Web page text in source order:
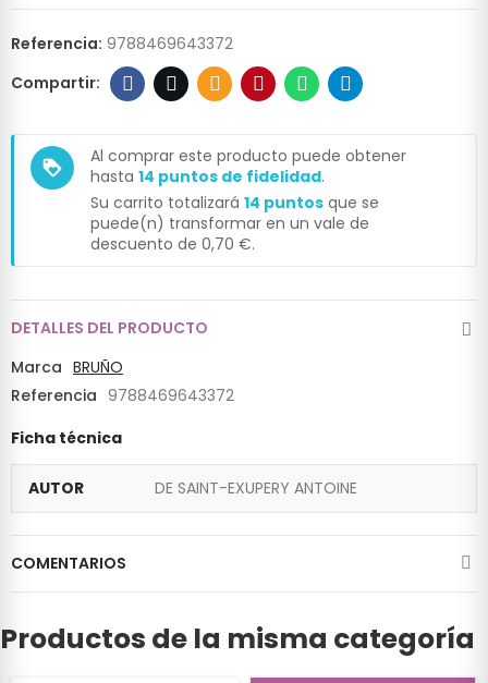
Referencia: 9788469643372
loyalty
Al comprar este producto puede obtener
hasta 14 puntos de fidelidad.
Su carrito totalizará 14 puntos que se
puede(n) transformar en un vale de
descuento de 0,70 €.
DETALLES DEL PRODUCTO
Marca BRUÑO
Referencia 9788469643372
Ficha técnica
AUTOR DE SAINT-EXUPERY ANTOINE
COMENTARIOS
Productos de la misma categoría